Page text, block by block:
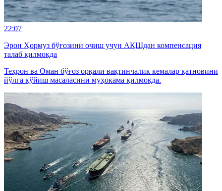
22:07
Эрон Ҳормуз бўғозини очиш учун АҚШдан компенсация
талаб қилмоқда
Теҳрон ва Оман бўғоз орқали вақтинчалик кемалар қатновини
йўлга қўйиш масаласини муҳокама қилмоқда.